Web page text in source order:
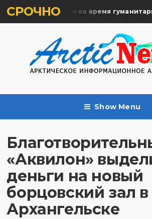
СРОЧНО
жертв почтили во время
Show Menu
«Аквилон»
деньги на новый
борцовский зал в
Архангельске